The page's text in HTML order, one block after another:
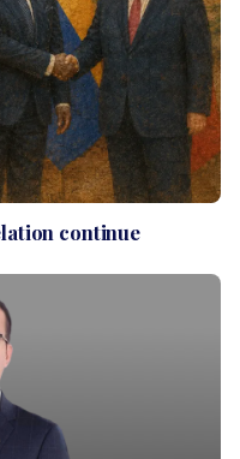
continue